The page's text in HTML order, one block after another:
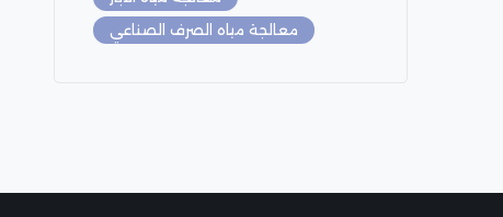
معالجة مياه الصرف الصناعي